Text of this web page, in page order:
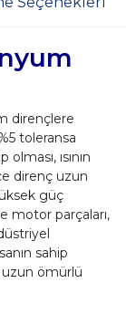
dirençlere
toleransa
ısının
direnç uzun
güç
motor parçaları,
sahip
uzun ömürlü